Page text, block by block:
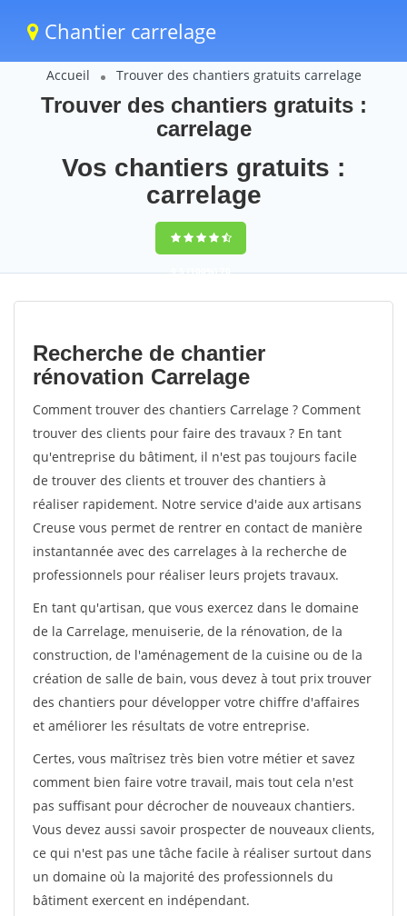
Chantier carrelage
Accueil Trouver des chantiers gratuits carrelage
Trouver des chantiers gratuits :
carrelage
Vos chantiers gratuits :
carrelage
9,5(100%)70
votes
Recherche de chantier
rénovation Carrelage
Comment trouver des chantiers Carrelage ? Comment
trouver des clients pour faire des travaux ? En tant
qu'entreprise du bâtiment, il n'est pas toujours facile
de trouver des clients et trouver des chantiers à
réaliser rapidement. Notre service d'aide aux artisans
Creuse vous permet de rentrer en contact de manière
instantannée avec des carrelages à la recherche de
professionnels pour réaliser leurs projets travaux.
En tant qu'artisan, que vous exercez dans le domaine
de la Carrelage, menuiserie, de la rénovation, de la
construction, de l'aménagement de la cuisine ou de la
création de salle de bain, vous devez à tout prix trouver
des chantiers pour développer votre chiffre d'affaires
et améliorer les résultats de votre entreprise.
Certes, vous maîtrisez très bien votre métier et savez
comment bien faire votre travail, mais tout cela n'est
pas suffisant pour décrocher de nouveaux chantiers.
Vous devez aussi savoir prospecter de nouveaux clients,
ce qui n'est pas une tâche facile à réaliser surtout dans
un domaine où la majorité des professionnels du
bâtiment exercent en indépendant.